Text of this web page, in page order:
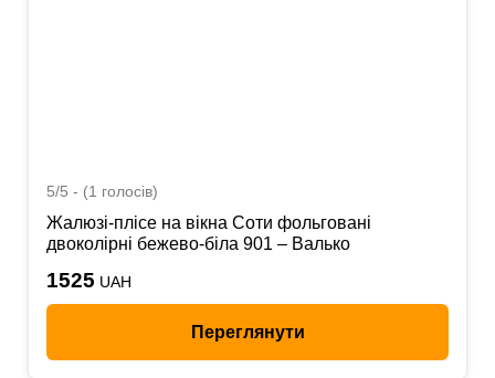
5/5 - (1 голосів)
Жалюзі-плісе на вікна Соти фольговані
двоколірні бежево-біла 901 – Валько
1525 UAH
Переглянути